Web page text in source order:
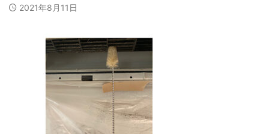
2021年8月11日